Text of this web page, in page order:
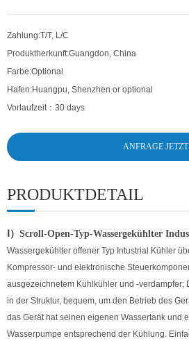
Zahlung:T/T, L/C
Produktherkunft:Guangdon, China
Farbe:Optional
Hafen:Huangpu, Shenzhen or optional
Vorlaufzeit： 30 days
ANFRAGE JETZT
PRODUKTDETAIL
Ⅰ） Scroll-Open-Typ-Wassergekühlter
Wassergekühlter offener Typ Intustrial Kühler
Kompressor- und elektronische
ausgezeichnetem Kühlkühler und -verdampfer;
in der Struktur, bequem, um den Betrieb des
das Gerät hat seinen eigenen Wassertank und
Wasserpumpe entsprechend der Kühlung.